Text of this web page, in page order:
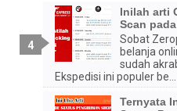
Inilah arti
Scan
Sobat
belanja
sudah
Ekspedisi ini populer be...
Ternyata